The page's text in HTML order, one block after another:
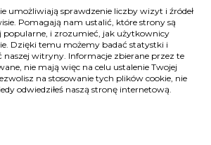
umożliwiają sprawdzenie liczby wizyt i źródeł
Pomagają nam ustalić, które strony są
popularne, i zrozumieć, jak użytkownicy
Dzięki temu możemy badać statystki i
witryny. Informacje zbierane przez te
nie mają więc na celu ustalenie Twojej
na stosowanie tych plików cookie, nie
odwiedziłeś naszą stronę internetową.